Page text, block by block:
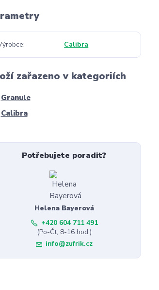
Calibra
zařazeno v kategoriích
Granule
Calibra
Potřebujete poradit?
Helena Bayerová
+420 604 711 491
(Po-Čt, 8-16 hod.)
info@zufrik.cz